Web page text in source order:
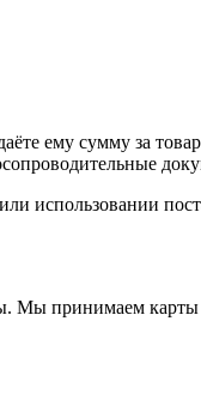
ему сумму за
использовании
принимаем